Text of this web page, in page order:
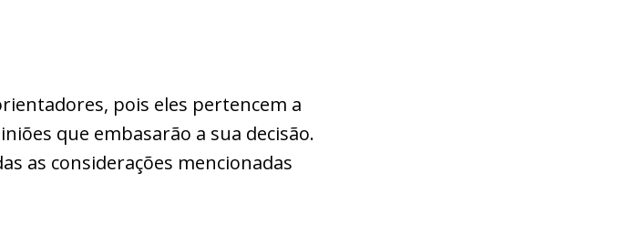
pois eles pertencem a
que embasarão a sua decisão.
as considerações mencionadas